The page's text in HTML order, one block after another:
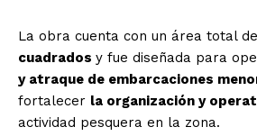
La obra cuenta con un área total de
cuadrados y fue diseñada para
y atraque de embarcaciones
fortalecer la organización y
actividad pesquera en la zona.